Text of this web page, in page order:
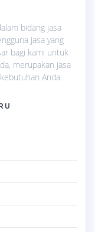
bidang jasa
jasa yang
bagi kami untuk
merupakan jasa
Anda.